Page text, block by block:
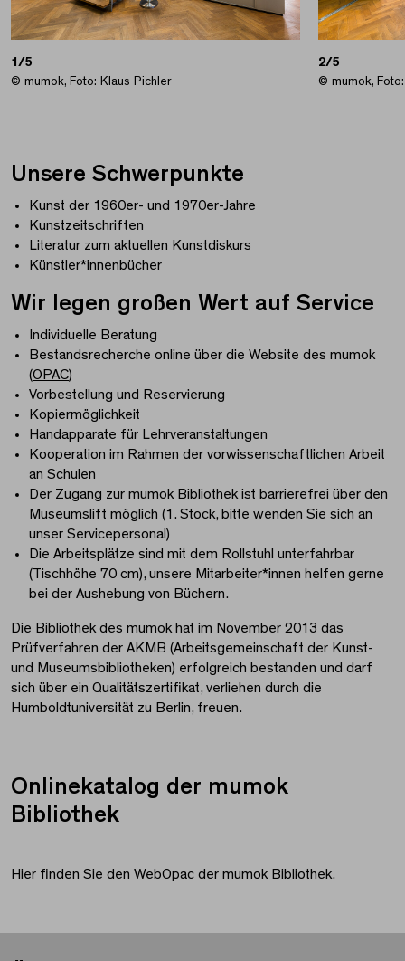
1/5
© mumok, Foto: Klaus Pichler
2/5
© mumok,
Unsere Schwerpunkte
Kunst der 1960er- und 1970er-Jahre
Kunstzeitschriften
Literatur zum aktuellen Kunstdiskurs
Künstler*innenbücher
Wir legen großen Wert auf Service
Individuelle Beratung
Bestandsrecherche online über die Website des mumok
(OPAC)
Vorbestellung und Reservierung
Kopiermöglichkeit
Handapparate für Lehrveranstaltungen
Kooperation im Rahmen der vorwissenschaftlichen Arbeit
an Schulen
Der Zugang zur mumok Bibliothek ist barrierefrei über den
Museumslift möglich (1. Stock, bitte wenden Sie sich an
unser Servicepersonal)
Die Arbeitsplätze sind mit dem Rollstuhl unterfahrbar
(Tischhöhe 70 cm), unsere Mitarbeiter*innen helfen gerne
bei der Aushebung von Büchern.
Die Bibliothek des mumok hat im November 2013 das
Prüfverfahren der AKMB (Arbeitsgemeinschaft der Kunst-
und Museumsbibliotheken) erfolgreich bestanden und darf
sich über ein Qualitätszertifikat, verliehen durch die
Humboldtuniversität zu Berlin, freuen.
Onlinekatalog der mumok
Bibliothek
Hier finden Sie den WebOpac der mumok Bibliothek.